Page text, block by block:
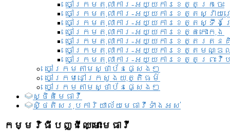
ចៅក្រមតុលាការ-អយ្យការខេត្តក្រចេះ
ចៅក្រមតុលាការ-អយ្យការខេត្តស្វាយ
ចៅក្រមតុលាការ-អយ្យការខេត្តស្ទឹង
ចៅក្រមតុលាការ-អយ្យការខេត្តកោះកុង
ចៅក្រមតុលាការ-អយ្យការខេត្តរតន
ចៅក្រមតុលាការ-អយ្យការខេត្តមណ្
ចៅក្រមតុលាការ-អយ្យការខេត្តព្រះវិហ
ចៅក្រមតាមស្ថាប័នផ្សេងៗ
ចៅក្រមនៅក្រសួងយុត្តិធម៌
ចៅក្រមតាមស្ថាប័នផ្សេងៗ
ស្ថិតិមេធាវី
សិ្ថតិសរុបការិយាល័យមេធាវីទាំងអស់​
កម្មវិធីបញ្ជីឈ្មោះមេធាវី